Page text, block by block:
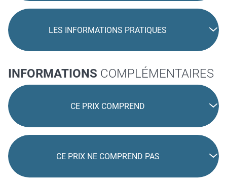
LES INFORMATIONS PRATIQUES
INFORMATIONS COMPLÉMENTAIRES
CE PRIX COMPREND
CE PRIX NE COMPREND PAS